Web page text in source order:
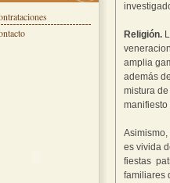
Religión.
amplia
además
mistura
manifiesto
es vivida
fiestas
familiares